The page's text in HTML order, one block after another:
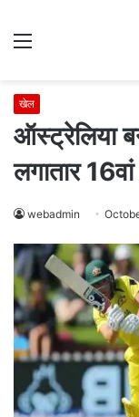
Menu
खेल
ऑस्ट्रेलिया
लगातार
webadmin